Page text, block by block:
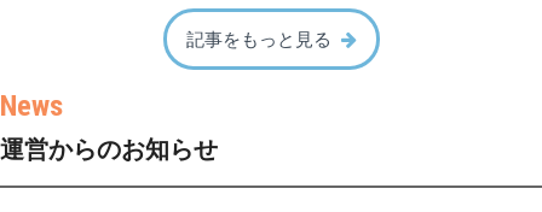
記事をもっと見る
運営からのお知らせ